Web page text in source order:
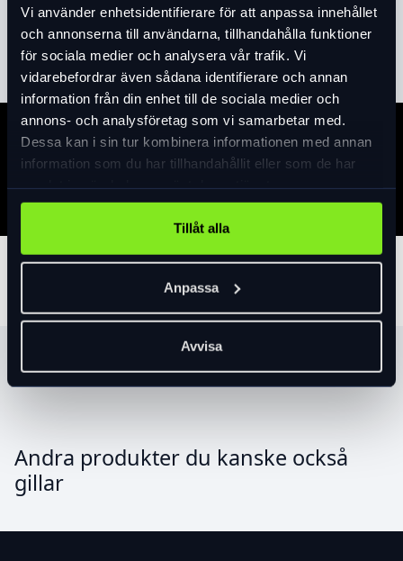
Vi använder enhetsidentifierare för att anpassa innehållet
och annonserna till användarna, tillhandahålla funktioner
för sociala medier och analysera vår trafik. Vi
vidarebefordrar även sådana identifierare och annan
information från din enhet till de sociala medier och
annons- och analysföretag som vi samarbetar med.
Dessa kan i sin tur kombinera informationen med annan
information som du har tillhandahållit eller som de har
Tillåt alla
Anpassa
Avvisa
Läs merexpand_more
Specifikation
Produktrekommendationer
Andra produkter du kanske också
gillar